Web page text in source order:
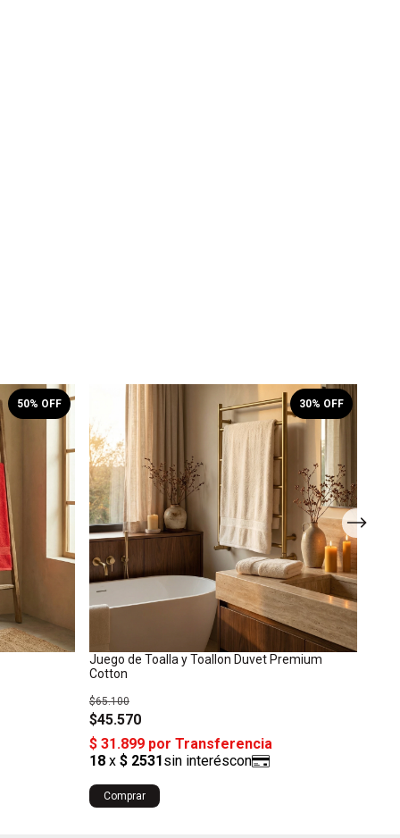
50% OFF
Juego de Toalla y Toallon Duvet Premium
Cotton
$45.570
$65.100
30% OFF
Comprar